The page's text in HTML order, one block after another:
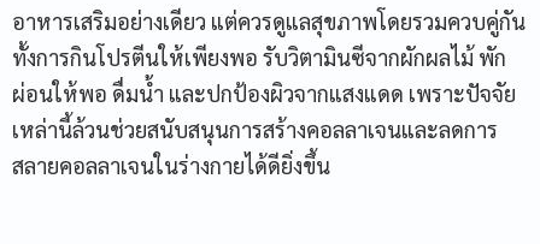
อาหารเสริมอย่างเดียว แต่ควรดูแลสุขภาพโดยรวมควบคู่กัน
ทั้งการกินโปรตีนให้เพียงพอ รับวิตามินซีจากผักผลไม้ พัก
ผ่อนให้พอ ดื่มน้ำ และปกป้องผิวจากแสงแดด เพราะปัจจัย
เหล่านี้ล้วนช่วยสนับสนุนการสร้างคอลลาเจนและลดการ
สลายคอลลาเจนในร่างกายได้ดียิ่งขึ้น